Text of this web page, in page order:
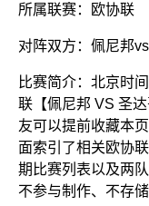
所属联赛： 欧协联
对阵双方：佩尼邦
比赛简介：北京时
联【佩尼邦 VS 圣
友可以提前收藏本
面索引了相关欧协
期比赛列表以及两
不参与制作、不存